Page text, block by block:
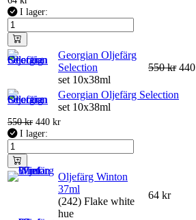
I lager:
Georgian Oljefärg
Selection
set 10x38ml
550kr 440
Georgian Oljefärg Selection
set 10x38ml
550kr 440 kr
I lager:
Oljefärg Winton
37ml
(242) Flake white
hue
64 kr